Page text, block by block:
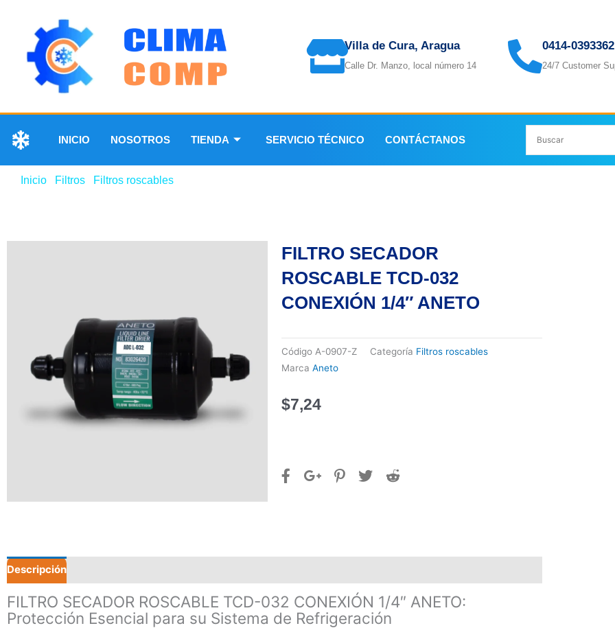
Villa de Cura, Aragua
Calle Dr. Manzo, local número 14
0414-0393362
24/7 Customer
INICIO NOSOTROS TIENDA SERVICIO TÉCNICO CONTÁCTANOS
Inicio Filtros Filtros roscables
FILTRO SECADOR
ROSCABLE TCD-032
CONEXIÓN 1/4″ ANETO
Código A-0907-Z Categoría Filtros roscables
Marca Aneto
$7,24
Descripción
FILTRO SECADOR ROSCABLE TCD-032 CONEXIÓN 1/4″ ANETO:
Protección Esencial para su Sistema de Refrigeración